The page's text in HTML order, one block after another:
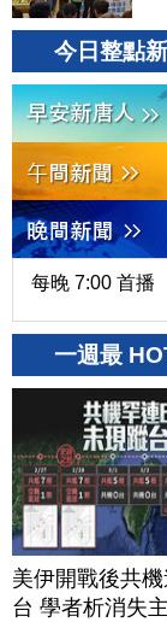
今日整點
每晚 7:00 首播
一週最
美伊開戰後共
台 學者析消失